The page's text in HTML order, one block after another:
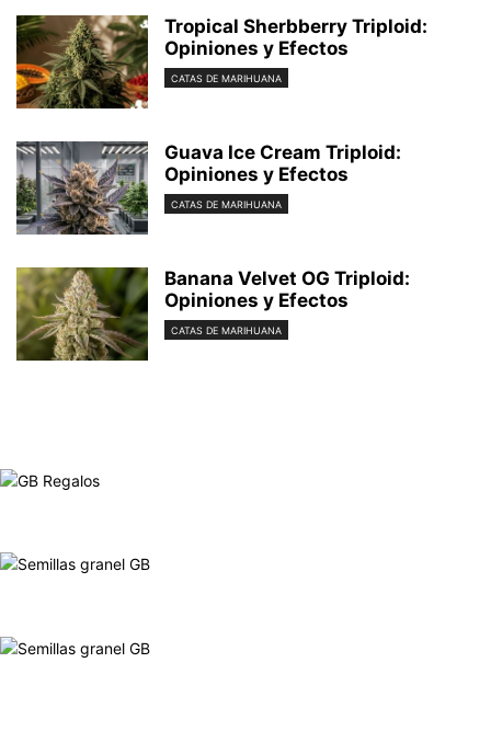
Tropical Sherbberry Triploid:
Opiniones y Efectos
CATAS DE MARIHUANA
Guava Ice Cream Triploid:
Opiniones y Efectos
CATAS DE MARIHUANA
Banana Velvet OG Triploid:
Opiniones y Efectos
CATAS DE MARIHUANA